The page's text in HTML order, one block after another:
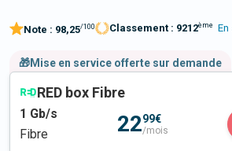
Note : 98,25/100 Classement : 9212ème En
🎁Mise en service offerte sur demande
RED box Fibre
1 Gb/s
Fibre
2299€
/mois